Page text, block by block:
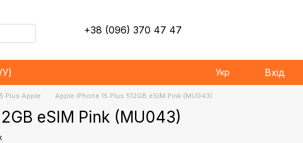
+38 (096) 370 47 47
Укр Вхід
Plus Apple Apple iPhone 15 Plus 512GB eSIM Pink (MU043)
eSIM Pink (MU043)